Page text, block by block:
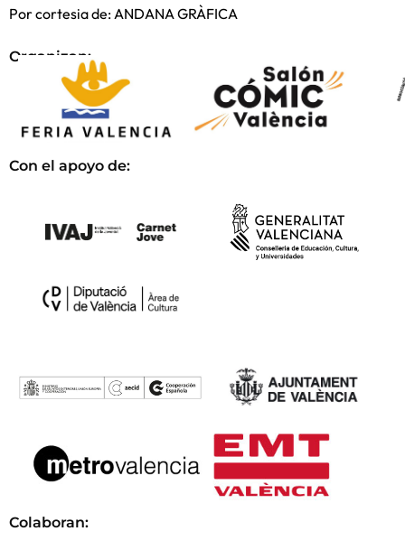
Por cortesia de: ANDANA GRÀFICA
Organizan:
Con el apoyo de:
Colaboran: